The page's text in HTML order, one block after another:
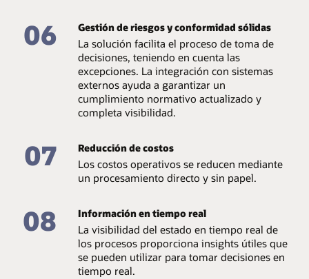
06 Gestión de riesgos y conformidad sólidas
La solución facilita el proceso de toma de
decisiones, teniendo en cuenta las
excepciones. La integración con sistemas
externos ayuda a garantizar un
cumplimiento normativo actualizado y
completa visibilidad.
07 Reducción de costos
Los costos operativos se reducen mediante
un procesamiento directo y sin papel.
08 Información en tiempo real
La visibilidad del estado en tiempo real de
los procesos proporciona insights útiles que
se pueden utilizar para tomar decisiones en
tiempo real.